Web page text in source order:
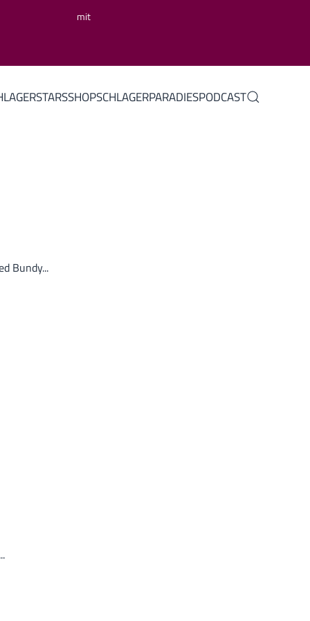
mit
SHOPSCHLAGERPARADIESPODCAST
Bundy...